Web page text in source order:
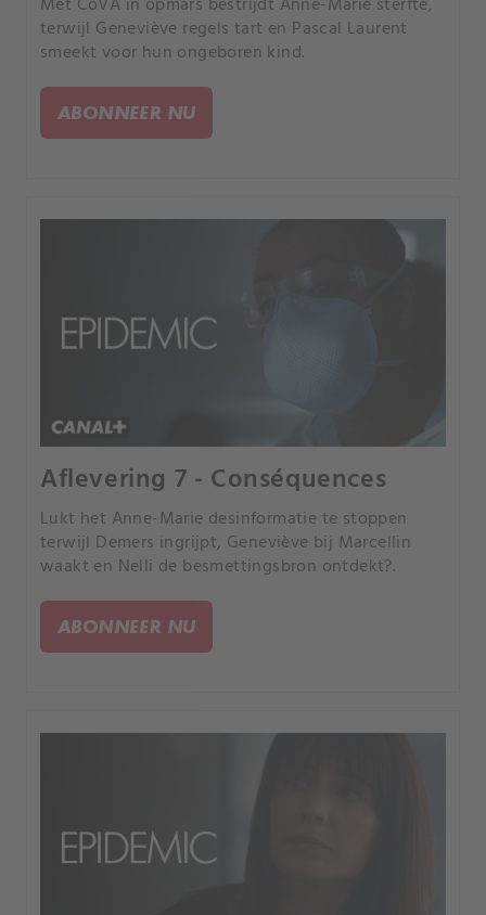
terwijl Geneviève regels tart en Pascal Laurent
smeekt voor hun ongeboren kind.
ABONNEER NU
Aflevering 7 - Conséquences
Lukt het Anne-Marie desinformatie te stoppen
terwijl Demers ingrijpt, Geneviève bij Marcellin
waakt en Nelli de besmettingsbron ontdekt?.
ABONNEER NU